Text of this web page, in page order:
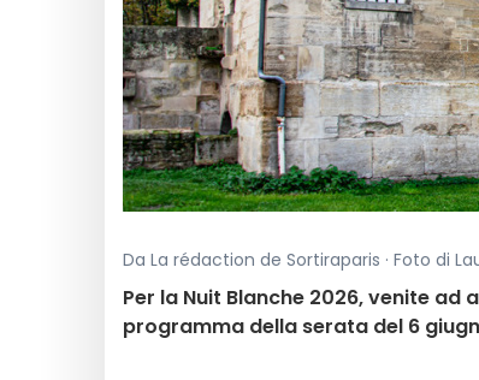
Da La rédaction de Sortiraparis · Foto di
Per la Nuit Blanche 2026, venite
programma della serata del 6